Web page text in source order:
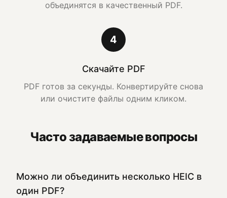
объединятся в качественный PDF.
4
Скачайте PDF
PDF готов за секунды. Конвертируйте снова
или очистите файлы одним кликом.
Часто задаваемые вопросы
Можно ли объединить несколько HEIC в
один PDF?